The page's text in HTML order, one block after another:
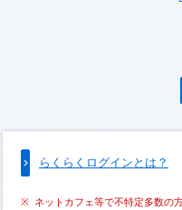
らくらくログインとは？
ネットカフェ等で不特定多数の